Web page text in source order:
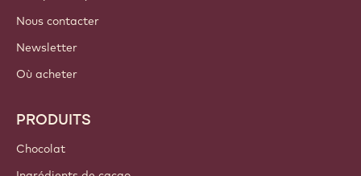
Nous contacter
Newsletter
Où acheter
PRODUITS
Chocolat